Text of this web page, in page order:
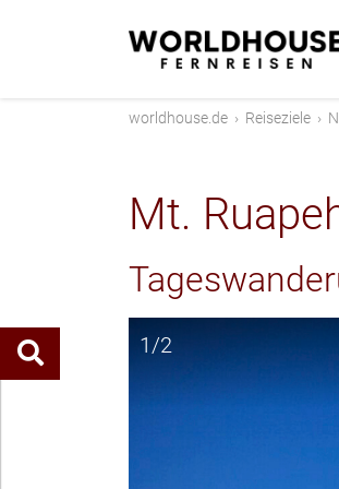
worldhouse.de › Reiseziele ›
Mt.
1/2